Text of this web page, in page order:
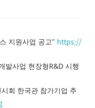
지원사업 공고" https://
발사업 현장형R&D 시행
회 한국관 참가기업 추